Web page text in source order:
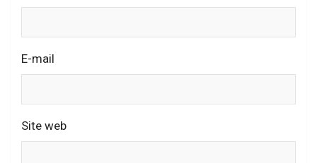
E-mail
Site web